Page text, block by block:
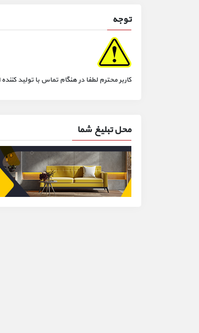
توجه
کاربر محترم لطفا در هنگام تماس با تولید
محل تبلیغ شما